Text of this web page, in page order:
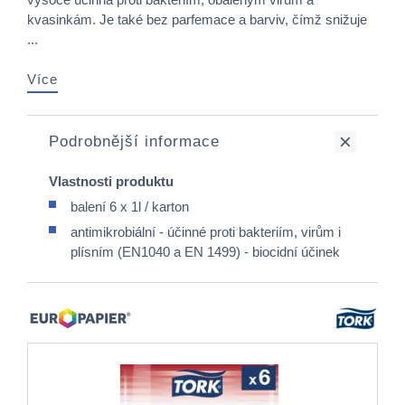
kvasinkám. Je také bez parfemace a barviv, čímž snižuje
...
Více
Podrobnější informace
Vlastnosti produktu
balení 6 x 1l / karton
antimikrobiální - účinné proti bakteriím, virům i
plísním (EN1040 a EN 1499) - biocidní účinek